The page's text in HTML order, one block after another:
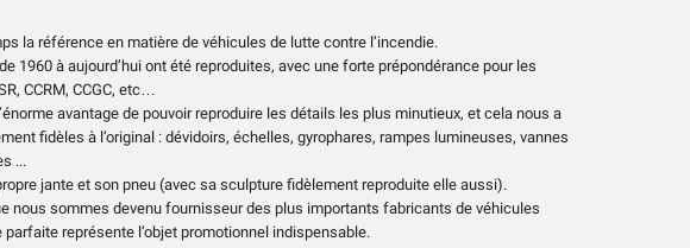
la référence en matière de véhicules de lutte contre l’incendie.
1960 à aujourd’hui ont été reproduites, avec une forte prépondérance pour les
CCRM, CCGC, etc…
avantage de pouvoir reproduire les détails les plus minutieux, et cela nous a
fidèles à l’original : dévidoirs, échelles, gyrophares, rampes lumineuses, vannes
...
jante et son pneu (avec sa sculpture fidèlement reproduite elle aussi).
nous sommes devenu fournisseur des plus importants fabricants de véhicules
représente l’objet promotionnel indispensable.